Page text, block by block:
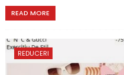
READ MORE
REDUCERI